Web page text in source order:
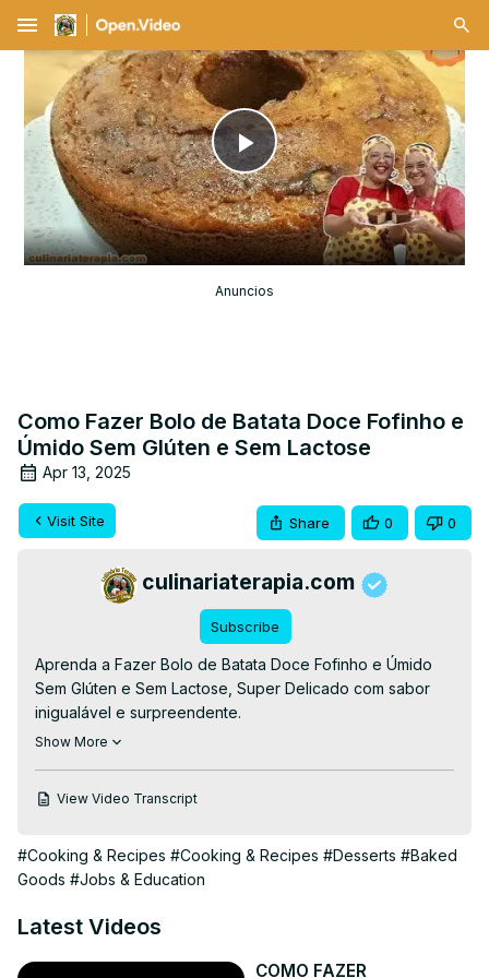
menu
Play
Video
Anuncios
Como Fazer Bolo de Batata Doce Fofinho e
Úmido Sem Glúten e Sem Lactose
Apr 13, 2025
Visit Site Share 0 0
culinariaterapia.com
Subscribe
Aprenda a Fazer Bolo de Batata Doce Fofinho e Úmido
Sem Glúten e Sem Lactose, Super Delicado com sabor
inigualável e surpreendente.
👉RECEITA ESCRITA👉
#semgluten #semlactose #bolodebatatadoce #receitas
Show More
View Video Transcript
#Cooking & Recipes #Cooking & Recipes #Desserts #Baked
Goods #Jobs & Education
Latest Videos
COMO FAZER